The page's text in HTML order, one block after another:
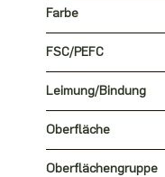
Farbe
FSC/PEFC
Leimung/Bindung
Oberfläche
Oberflächengruppe